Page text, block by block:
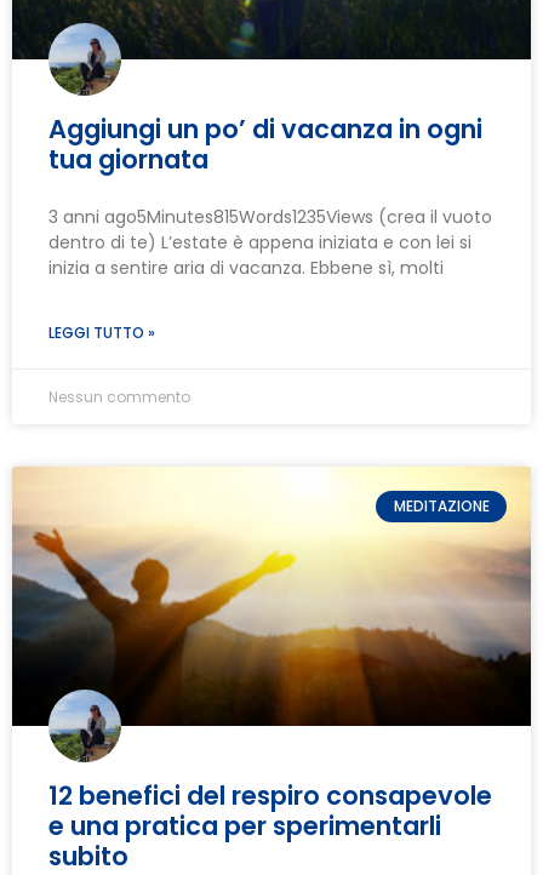
Aggiungi un po’ di vacanza in ogni
tua giornata
3 anni ago5Minutes815Words1235Views (crea il vuoto
dentro di te) L’estate è appena iniziata e con lei si
inizia a sentire aria di vacanza. Ebbene sì, molti
LEGGI TUTTO »
Nessun commento
MEDITAZIONE
12 benefici del respiro consapevole
e una pratica per sperimentarli
subito